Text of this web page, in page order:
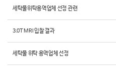
세탁물위탁용역업체 선정 관련
3.0T MRI 입찰 결과
세탁물 위탁 용역업체 선정